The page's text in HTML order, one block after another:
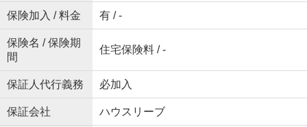
保険加入 / 料金 有 / -
保険名 / 保険期
間
住宅保険料 / -
保証人代行義務 必加入
保証会社 ハウスリーブ